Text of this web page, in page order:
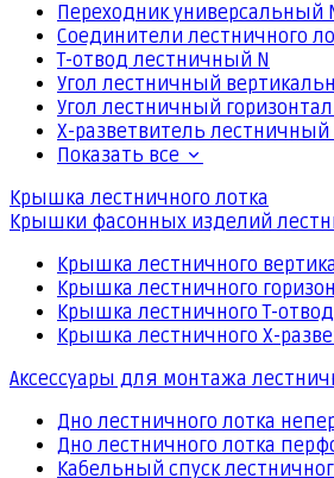
Переходник универсальный
Соединители лестничного
Т-отвод лестничный N
Угол лестничный
Угол лестничный
Х-разветвитель лестничный
Показать все
Крышка лестничного лотка
Крышки фасонных изделий
Крышка лестничного
Крышка лестничного
Крышка лестничного Т-
Крышка лестничного Х-
Аксессуары для монтажа
Дно лестничного лотка
Дно лестничного лотка
Кабельный спуск